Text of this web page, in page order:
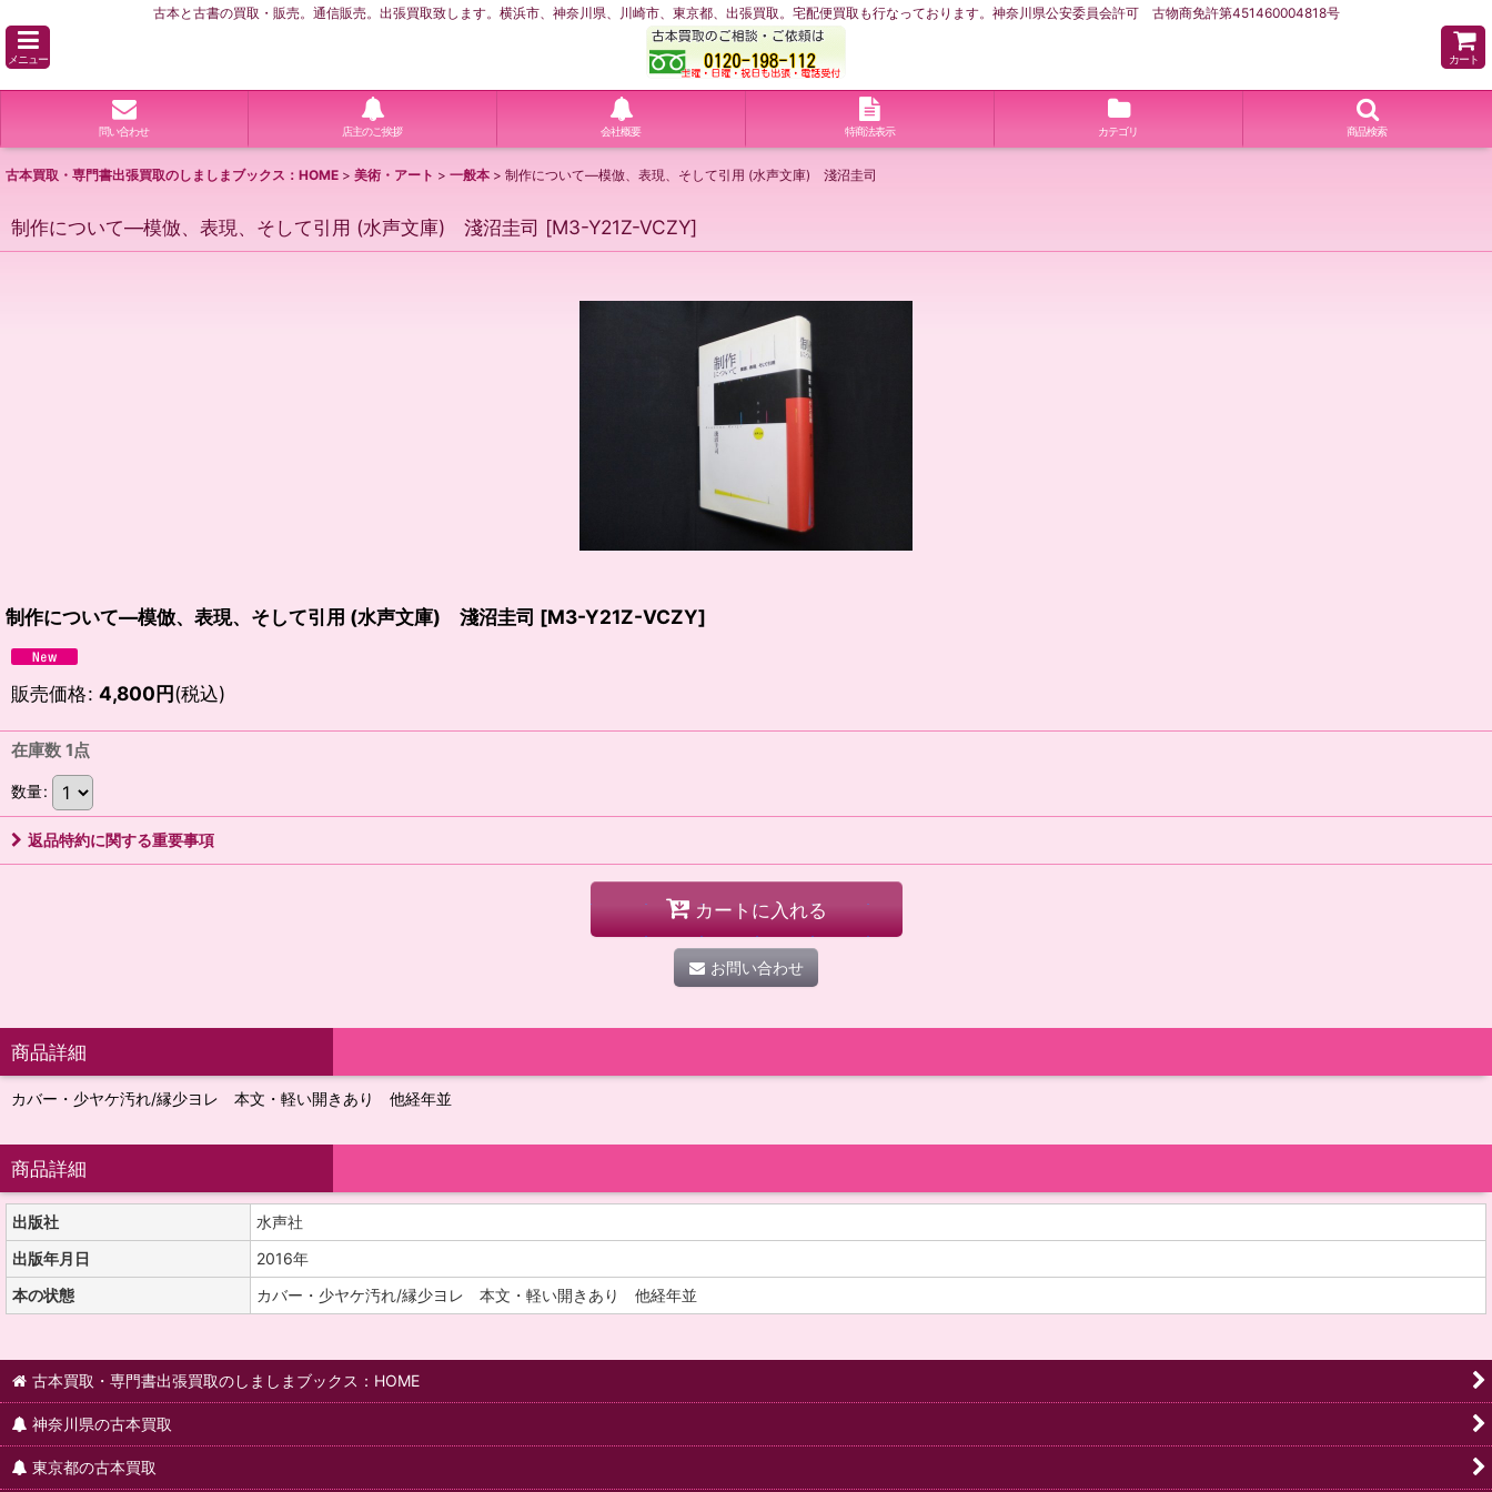
古本と古書の買取・販売。通信販売。出張買取致します。横浜市、神奈川県、川崎市、東京都、出張買取。宅配便買取も行なっております。神奈川県公安委員会許可 古物商免許第451460004818号
メニュー カート
問い合わせ 店主のご挨拶 会社概要 特商法表示 カテゴリ 商品検索
古本買取・専門書出張買取のしましまブックス：HOME > 美術・アート > 一般本 > 制作について―模倣、表現、そして引用 (水声文庫) 淺沼圭司
制作について―模倣、表現、そして引用 (水声文庫) 淺沼圭司 [M3-Y21Z-VCZY]
制作について―模倣、表現、そして引用 (水声文庫) 淺沼圭司 [M3-Y21Z-VCZY]
販売価格: 4,800円(税込)
在庫数 1点
数量:
返品特約に関する重要事項
カートに入れる
お問い合わせ
商品詳細
カバー・少ヤケ汚れ/縁少ヨレ 本文・軽い開きあり 他経年並
商品詳細
出版社
水声社
出版年月日
2016年
本の状態
カバー・少ヤケ汚れ/縁少ヨレ 本文・軽い開きあり 他経年並
古本買取・専門書出張買取のしましまブックス：HOME
神奈川県の古本買取
東京都の古本買取